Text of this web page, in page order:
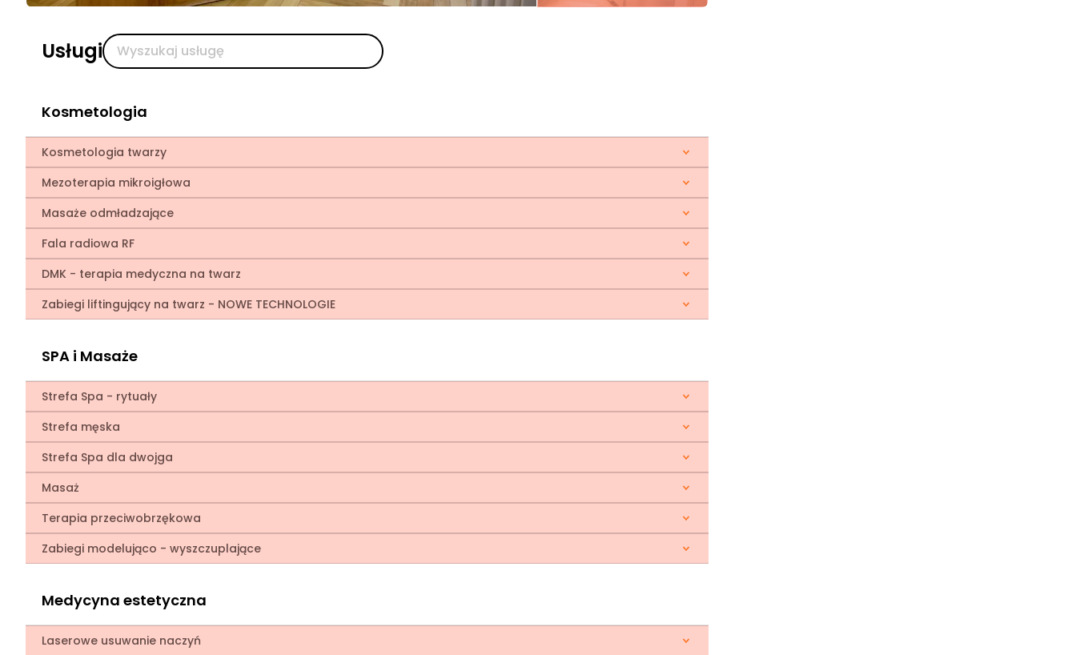
Usługi
Kosmetologia
Kosmetologia twarzy
Mezoterapia mikroigłowa
Masaże odmładzające
Fala radiowa RF
DMK - terapia medyczna na twarz
Zabiegi liftingujący na twarz - NOWE TECHNOLOGIE
SPA i Masaże
Strefa Spa - rytuały
Strefa męska
Strefa Spa dla dwojga
Masaż
Terapia przeciwobrzękowa
Zabiegi modelująco - wyszczuplające
Medycyna estetyczna
Laserowe usuwanie naczyń